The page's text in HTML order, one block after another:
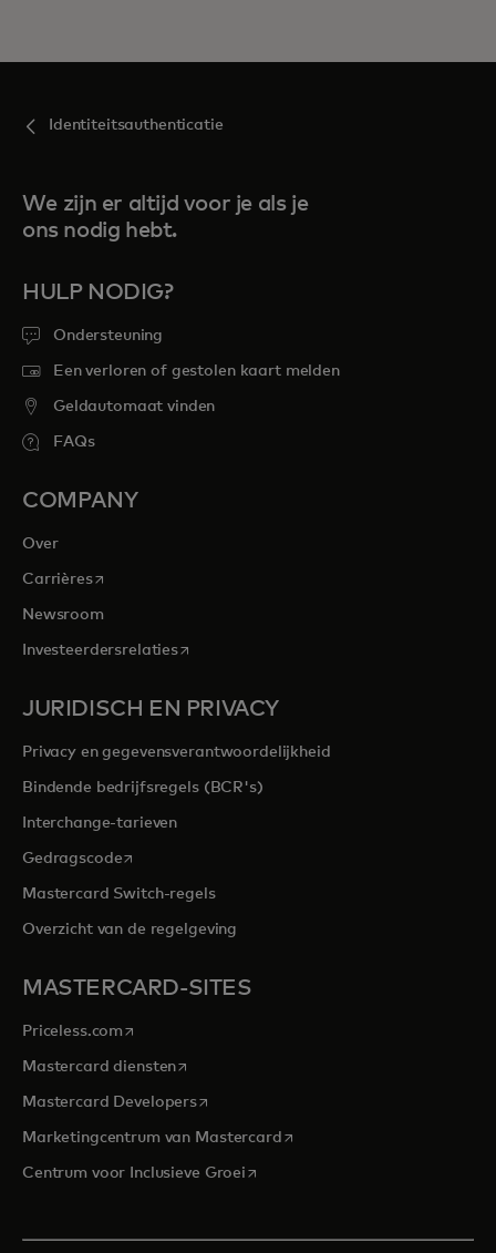
Identiteitsauthenticatie
We zijn er altijd voor je als je
ons nodig hebt.
HULP NODIG?
Ondersteuning
Een verloren of gestolen kaart melden
Geldautomaat vinden
FAQs
COMPANY
Over
Carrièresopens in a new tab
Newsroom
Investeerdersrelatiesopens in a new tab
JURIDISCH EN PRIVACY
Privacy en gegevensverantwoordelijkheid
Bindende bedrijfsregels (BCR's)
Interchange-tarieven
Gedragscodeopens in a new tab
Mastercard Switch-regels
Overzicht van de regelgeving
MASTERCARD-SITES
Priceless.com opens in a new tab
Mastercard dienstenopens in a new tab
Mastercard Developersopens in a new tab
Marketingcentrum van Mastercardopens in a new tab
Centrum voor Inclusieve Groeiopens in a new tab